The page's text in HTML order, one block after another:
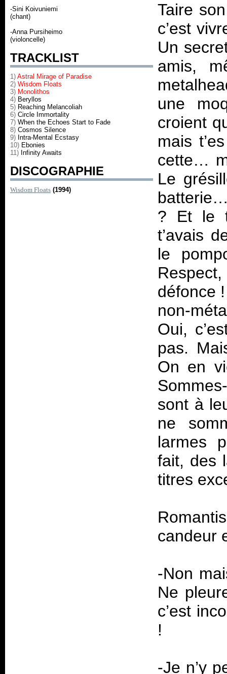
-Sini Koivuniemi
(chant)
-Anna Pursiheimo
(violoncelle)
TRACKLIST
1) Astral Mirage of Paradise
2) Wisdom Floats
3) Monolithos
4) Beryllos
5) Reaching Melancoliah
6) Circle Immortality
7) When the Echoes Start to Fade
8) Cosmos Silence
9) Intra-Mental Ecstasy
10) Ebonies
11) Infinity Awaits
DISCOGRAPHIE
Wisdom Floats (1994)
Taire
c’est
Un
amis,
une
croient
mais
cette…
Le
? Et le
t’avais
le
défonce
non-
Oui,
pas.
On en
sont à
ne
larmes
fait, des
titres
candeur
-Non
Ne
c’est
!
-Je n’y